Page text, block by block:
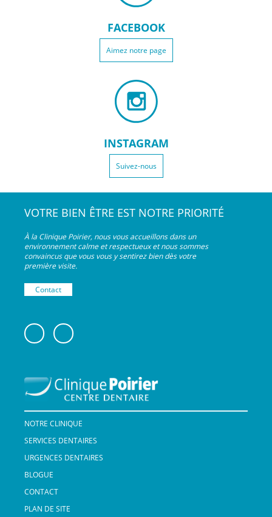
FACEBOOK
Aimez notre page
INSTAGRAM
Suivez-nous
VOTRE BIEN ÊTRE EST NOTRE PRIORITÉ
À la Clinique Poirier, nous vous accueillons dans un
environnement calme et respectueux et nous sommes
convaincus que vous vous y sentirez bien dès votre
première visite.
Contact
NOTRE CLINIQUE
SERVICES DENTAIRES
URGENCES DENTAIRES
BLOGUE
CONTACT
PLAN DE SITE